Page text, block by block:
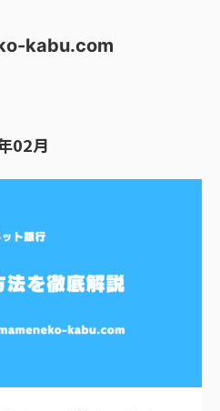
kabu.com
02月